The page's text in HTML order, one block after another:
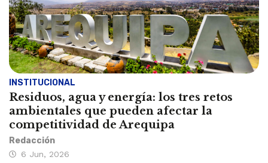
INSTITUCIONAL
Residuos, agua y energía: los tres retos
ambientales que pueden afectar la
competitividad de Arequipa
Redacción
6 Jun, 2026